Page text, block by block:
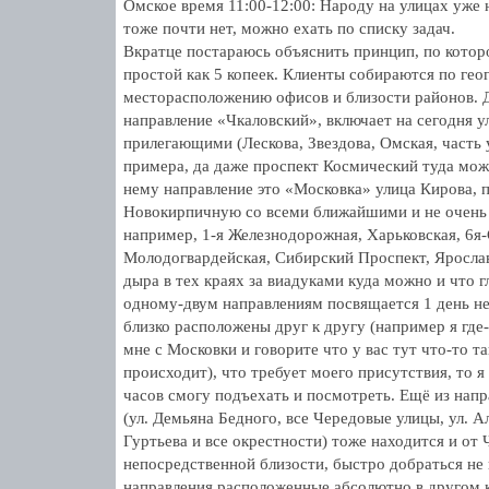
Омское время 11:00-12:00: Народу на улицах
тоже почти нет, можно ехать по списку задач.
Вкратце постараюсь объяснить принцип, по
простой как 5 копеек. Клиенты собираются по
месторасположению офисов и близости
направление «Чкаловский», включает на сегодня
прилегающими (Лескова, Звездова, Омская,
примера, да даже проспект Космический туда
нему направление это «Московка» улица Кирова,
Новокирпичную со всеми ближайшими и не
например, 1-я Железнодорожная, Харьковская,
Молодогвардейская, Сибирский Проспект,
дыра в тех краях за виадуками куда можно и что
одному-двум направлениям посвящается 1 день
близко расположены друг к другу (например я
мне с Московки и говорите что у вас тут что-то
происходит), что требует моего присутствия, то
часов смогу подъехать и посмотреть. Ещё из
(ул. Демьяна Бедного, все Чередовые улицы, ул.
Гуртьева и все окрестности) тоже находится и от
непосредственной близости, быстро добраться